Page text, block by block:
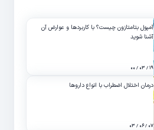
آمپول بتامتازون چیست؟ با کاربردها و عوارض آن
آشنا شوید
۱۹ / ۰۳ / ۰۰
درمان اختلال اضطراب با انواع داروها
۰۷ / ۰۶ / ۰۳